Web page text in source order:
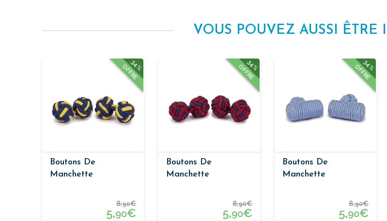
VOUS POUVEZ AUSSI ÊTRE
34%
OFFRE
Boutons De
Manchette
8,90€
5,90€
34%
OFFRE
Boutons De
Manchette
Bordeaux Et Bleu
8,90€
5,90€
34%
OFFRE
Boutons De
Manchette
8,90€
5,90€